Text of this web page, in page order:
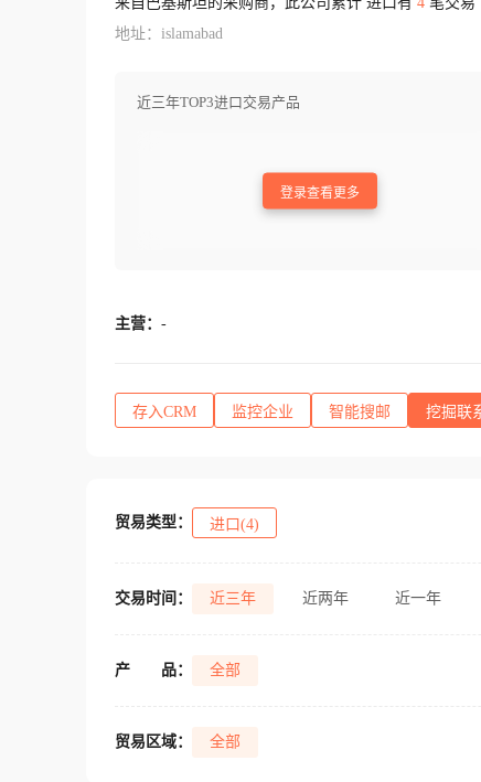
地址：islamabad
近三年TOP3进口交易产品
登录查看更多
主营： -
存入CRM 监控企业 智能搜邮 挖掘联
贸易类型： 进口(4)
交易时间： 近三年 近两年 近一年
产 品： 全部
贸易区域： 全部